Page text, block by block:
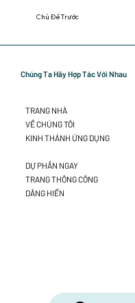
Chủ Đề Trước
Chúng Ta Hãy Hợp Tác Với Nhau
TRANG NHÀ
VỀ CHÚNG TÔI
KINH THÁNH ỨNG DỤNG
DỰ PHẦN NGAY
TRANG THÔNG CÔNG
DÂNG HIẾN